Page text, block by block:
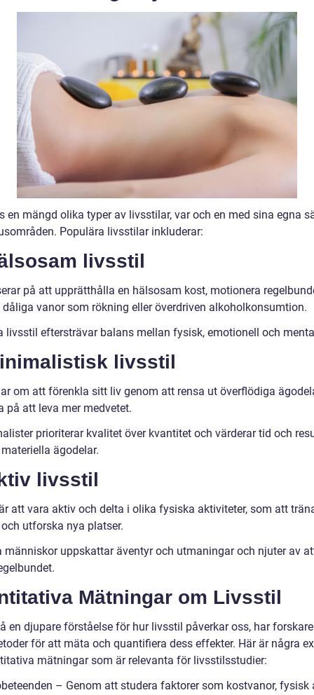
en mängd olika typer av livsstilar, var och en med sina egna
Populära livsstilar inkluderar:
livsstil
på att upprätthålla en hälsosam kost, motionera
vanor som rökning eller överdriven alkoholkonsumtion.
livsstil eftersträvar balans mellan fysisk, emotionell och
livsstil
om att förenkla sitt liv genom att rensa ut överflödiga
på att leva mer medvetet.
prioriterar kvalitet över kvantitet och värderar tid och
ägodelar.
livsstil
att vara aktiv och delta i olika fysiska aktiviteter, som att
utforska nya platser.
människor uppskattar äventyr och utmaningar och njuter av
Mätningar om Livsstil
en djupare förståelse för hur livsstil påverkar oss, har
för att mäta och quantifiera dess effekter. Här är några
mätningar som är relevanta för livsstilsstudier:
– Genom att studera faktorer som kostvanor, fysisk